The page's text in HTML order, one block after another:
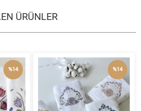
ÜRÜNLER
%14 %14